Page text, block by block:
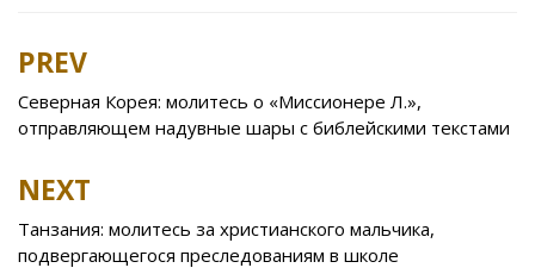
b
o
o
kl
as
ki
u
r
st u A
p
Post
navigation
PREV
Северная Корея: молитесь о «Миссионере Л.»,
отправляющем надувные шары с библейскими текстами
NEXT
Танзания: молитесь за христианского мальчика,
подвергающегося преследованиям в школе